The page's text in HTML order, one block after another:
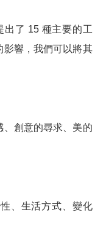
出了 15 種主要的工
影響，我們可以將其
、創意的尋求、美的
、生活方式、變化